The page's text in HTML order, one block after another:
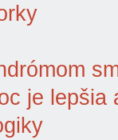
je lepšia